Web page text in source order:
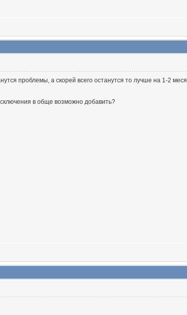
проблемы, а скорей всего останутся то лучше на 1-2
в обще возможно добавить?